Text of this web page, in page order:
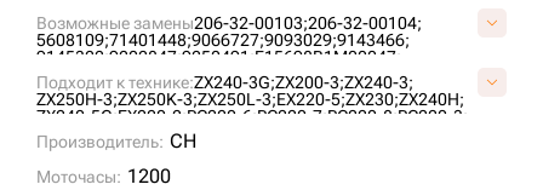
Возможные замены206-32-00103;206-32-00104;
5608109;71401448;9066727;9093029;9143466;
9145322;9202847;9250491;E15698B1M00047;
E40208C0M00047;
E40220A0M00047; ID1690/47;
ID860/47;KM3807/47;KM782/47;LH1075/47;SI776/47;
VE1569B647;VE1569B847;VKM782/47HDV;
Подходит к технике:ZX240-3G;ZX200-3;ZX240-3;
ZX250H-3;ZX250K-3;ZX250L-3;EX220-5;ZX230;ZX240H;
ZX240-5G;EX220-2;PC220-6;PC220-7;PC220-8;PC220-3;
EX220-3;
ZX250-3;
BR350JG-1;PC230-7;
PC230-6;
SWE215;
Производитель: CH
Моточасы: 1200